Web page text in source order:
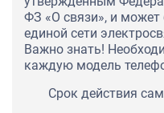
ФЗ «О связи», и может
единой сети
Важно знать!
каждую модель
Срок действия